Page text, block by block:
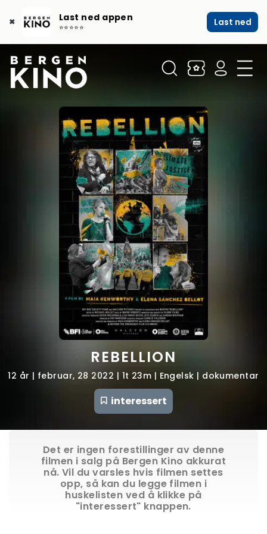
✖ Last ned appen
⭐⭐⭐⭐⭐ Last ned
REBELLION
12 år | februar, 28 2022 | 1t 23m | Engelsk | dokumentar
interessert
Det er ingen forestillinger av denne
filmen i salg på Bergen Kino akkurat
nå. Vil du varsles hvis filmen settes
opp, så kan du legge filmen i
huskelisten ved å klikke på
"interessert" knappen.